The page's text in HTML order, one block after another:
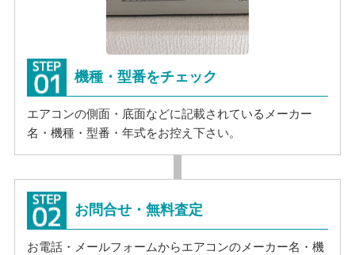
機種・型番をチェック
エアコンの側面・底面などに記載されているメーカー
名・機種・型番・年式をお控え下さい。
お問合せ・無料査定
お電話・メールフォームからエアコンのメーカー名・機